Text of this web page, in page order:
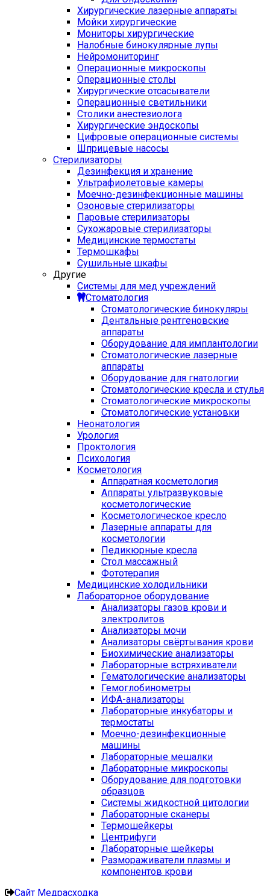
Хирургические лазерные аппараты
Мойки хирургические
Мониторы хирургические
Налобные бинокулярные лупы
Нейромониторинг
Операционные микроскопы
Операционные столы
Хирургические отсасыватели
Операционные светильники
Столики анестезиолога
Хирургические эндоскопы
Цифровые операционные системы
Шприцевые насосы
Стерилизаторы
Дезинфекция и хранение
Ультрафиолетовые камеры
Моечно-дезинфекционные машины
Озоновые стерилизаторы
Паровые стерилизаторы
Сухожаровые стерилизаторы
Медицинские термостаты
Термошкафы
Сушильные шкафы
Другие
Системы для мед учреждений
Стоматология
Стоматологические бинокуляры
Дентальные рентгеновские
аппараты
Оборудование для имплантологии
Стоматологические лазерные
аппараты
Оборудование для гнатологии
Стоматологические кресла и стулья
Стоматологические микроскопы
Стоматологические установки
Неонатология
Урология
Проктология
Психология
Косметология
Аппаратная косметология
Аппараты ультразвуковые
косметологические
Косметологическое кресло
Лазерные аппараты для
косметологии
Педикюрные кресла
Стол массажный
Фототерапия
Медицинские холодильники
Лабораторное оборудование
Анализаторы газов крови и
электролитов
Анализаторы мочи
Анализаторы свёртывания крови
Биохимические анализаторы
Лабораторные встряхиватели
Гематологические анализаторы
Гемоглобинометры
ИФА-анализаторы
Лабораторные инкубаторы и
термостаты
Моечно-дезинфекционные
машины
Лабораторные мешалки
Лабораторные микроскопы
Оборудование для подготовки
образцов
Системы жидкостной цитологии
Лабораторные сканеры
Термошейкеры
Центрифуги
Лабораторные шейкеры
Размораживатели плазмы и
компонентов крови
Сайт Медрасходка